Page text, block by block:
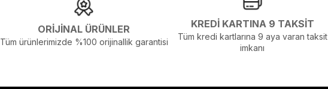
ORİJİNAL ÜRÜNLER
Tüm ürünlerimizde %100 orijinallik garantisi
KREDİ KARTINA 9 TAKSİT
Tüm kredi kartlarına 9 aya varan taksit
imkanı